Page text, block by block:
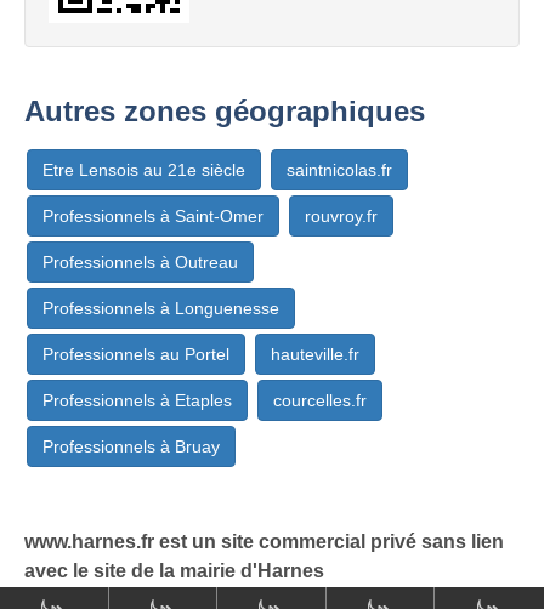
Autres zones géographiques
Etre Lensois au 21e siècle saintnicolas.fr
Professionnels à Saint-Omer rouvroy.fr
Professionnels à Outreau
Professionnels à Longuenesse
Professionnels au Portel hauteville.fr
Professionnels à Etaples courcelles.fr
Professionnels à Bruay
www.harnes.fr est un site commercial privé sans lien
avec le site de la mairie d'Harnes